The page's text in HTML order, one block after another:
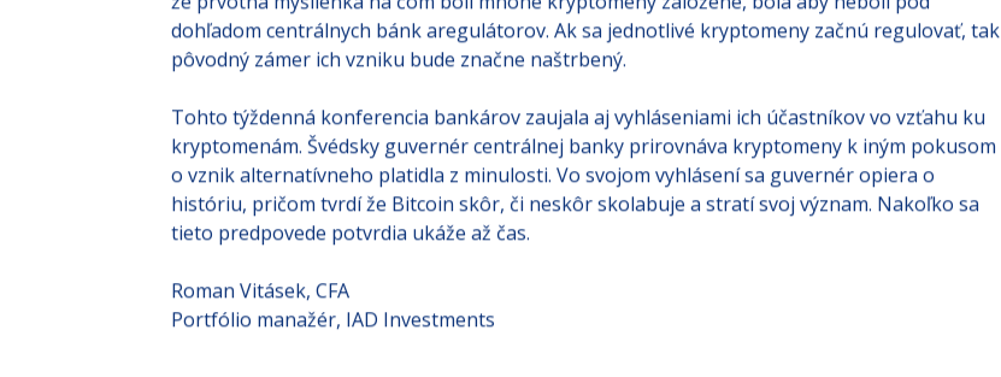
že prvotná myšlienka na čom boli mnohé kryptomeny založené, bola aby neboli pod
dohľadom centrálnych bánk aregulátorov. Ak sa jednotlivé kryptomeny začnú regulovať, tak
pôvodný zámer ich vzniku bude značne naštrbený.
Tohto týždenná konferencia bankárov zaujala aj vyhláseniami ich účastníkov vo vzťahu ku
kryptomenám. Švédsky guvernér centrálnej banky prirovnáva kryptomeny k iným pokusom
o vznik alternatívneho platidla z minulosti. Vo svojom vyhlásení sa guvernér opiera o
históriu, pričom tvrdí že Bitcoin skôr, či neskôr skolabuje a stratí svoj význam. Nakoľko sa
tieto predpovede potvrdia ukáže až čas.
Roman Vitásek, CFA
Portfólio manažér, IAD Investments